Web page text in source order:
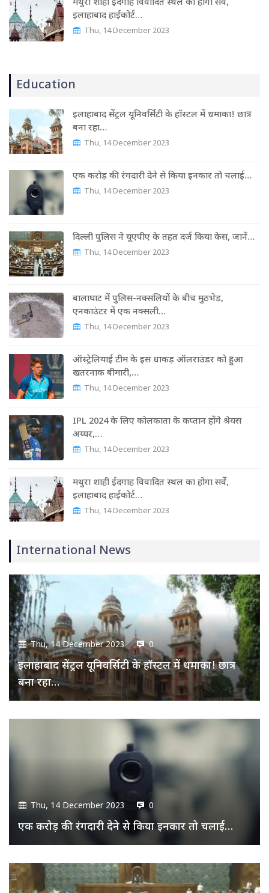
मथुरा शाही ईदगाह विवादित स्थल का होगा सर्वे,
इलाहाबाद हाईकोर्ट…
Thu, 14 December 2023
Education
इलाहाबाद सेंट्रल यूनिवर्सिटी के हॉस्टल में धमाका! छात्र
बना रहा…
Thu, 14 December 2023
एक करोड़ की रंगदारी देने से किया इनकार तो चलाई…
Thu, 14 December 2023
दिल्ली पुलिस ने यूएपीए के तहत दर्ज किया केस, जानें…
Thu, 14 December 2023
बालाघाट में पुलिस-नक्सलियों के बीच मुठभेड़,
एनकाउंटर में एक नक्सली…
Thu, 14 December 2023
ऑस्ट्रेल‍ियाई टीम के इस धाकड़ ऑलराउंडर को हुआ
खतरनाक बीमारी,…
Thu, 14 December 2023
IPL 2024 के लिए कोलकाता के कप्तान होंगे श्रेयस
अय्यर,…
Thu, 14 December 2023
मथुरा शाही ईदगाह विवादित स्थल का होगा सर्वे,
इलाहाबाद हाईकोर्ट…
Thu, 14 December 2023
International News
Thu, 14 December 2023 0
इलाहाबाद सेंट्रल यूनिवर्सिटी के हॉस्टल में धमाका! छात्र
बना रहा…
Thu, 14 December 2023 0
एक करोड़ की रंगदारी देने से किया इनकार तो चलाई…